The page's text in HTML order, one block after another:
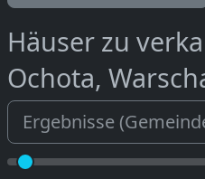
Häuser zu
Ochota,